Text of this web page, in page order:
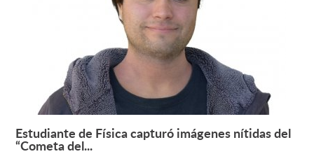
Leer más +
Estudiante de Física capturó imágenes nítidas del
“Cometa del...